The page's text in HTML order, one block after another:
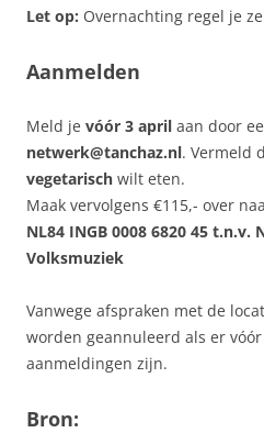
Let op: Overnachting regel je
Aanmelden
Meld je vóór 3 april aan door
netwerk@tanchaz.nl. Vermeld
vegetarisch wilt eten.
Maak vervolgens €115,- over
NL84 INGB 0008 6820 45 t.n.v.
Volksmuziek
Vanwege afspraken met de
worden geannuleerd als er
aanmeldingen zijn.
Bron: